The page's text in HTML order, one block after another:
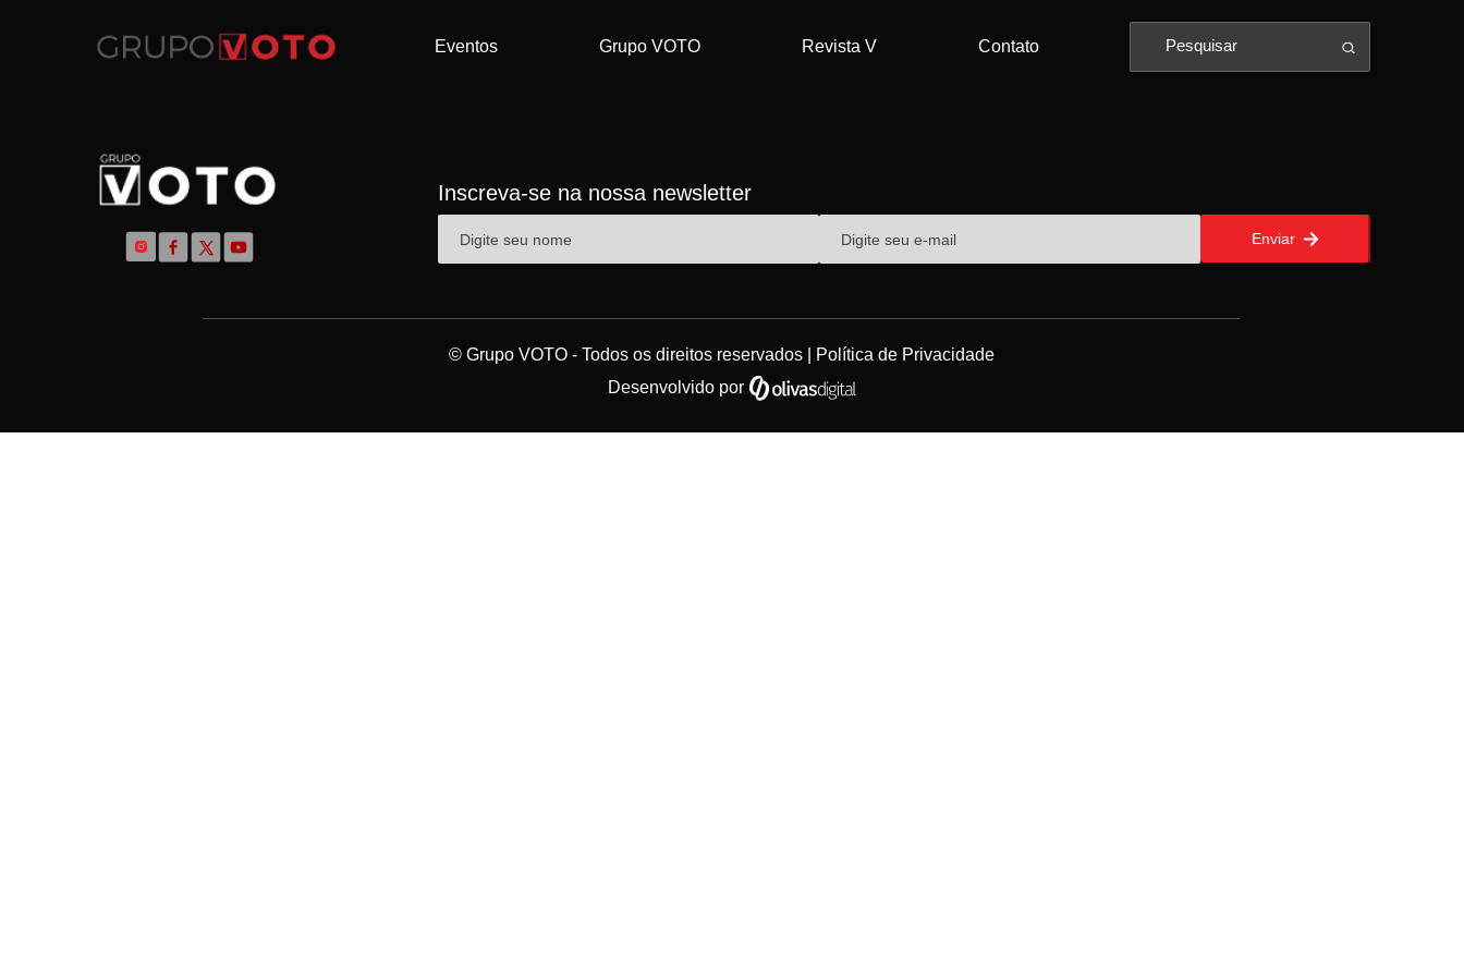
Eventos Grupo VOTO Revista V Contato
Inscreva-se na nossa newsletter
Enviar
© Grupo VOTO - Todos os direitos reservados |
Política de Privacidade
Desenvolvido por